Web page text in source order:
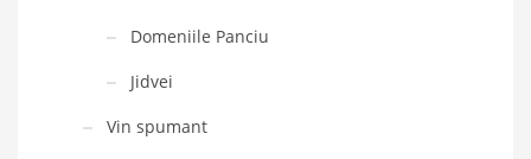
Domeniile Panciu
Jidvei
Vin spumant